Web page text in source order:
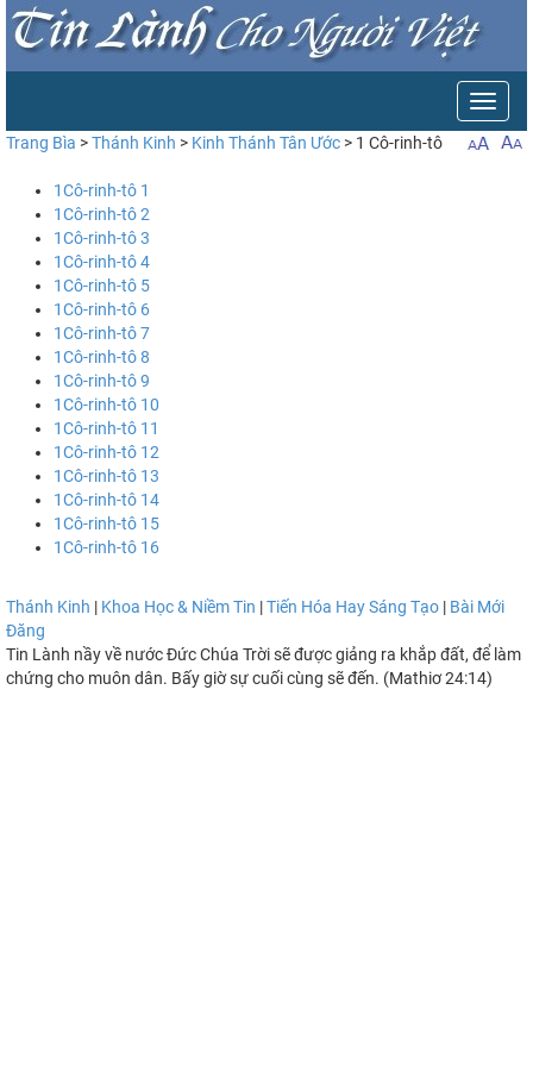
Toggle
Trang Bìa >Thánh Kinh > Kinh Thánh Tân Ước > 1 Cô-rinh-tô
1Cô-rinh-tô 1
1Cô-rinh-tô 2
1Cô-rinh-tô 3
1Cô-rinh-tô 4
1Cô-rinh-tô 5
1Cô-rinh-tô 6
1Cô-rinh-tô 7
1Cô-rinh-tô 8
1Cô-rinh-tô 9
1Cô-rinh-tô 10
1Cô-rinh-tô 11
1Cô-rinh-tô 12
1Cô-rinh-tô 13
1Cô-rinh-tô 14
1Cô-rinh-tô 15
1Cô-rinh-tô 16
Thánh Kinh | Khoa Học & Niềm Tin |Tiến Hóa Hay Sáng Tạo | Bài Mới
Đăng
Tin Lành nầy về nước Đức Chúa Trời sẽ được giảng ra khắp đất, để làm
chứng cho muôn dân. Bấy giờ sự cuối cùng sẽ đến. (Mathiơ 24:14)